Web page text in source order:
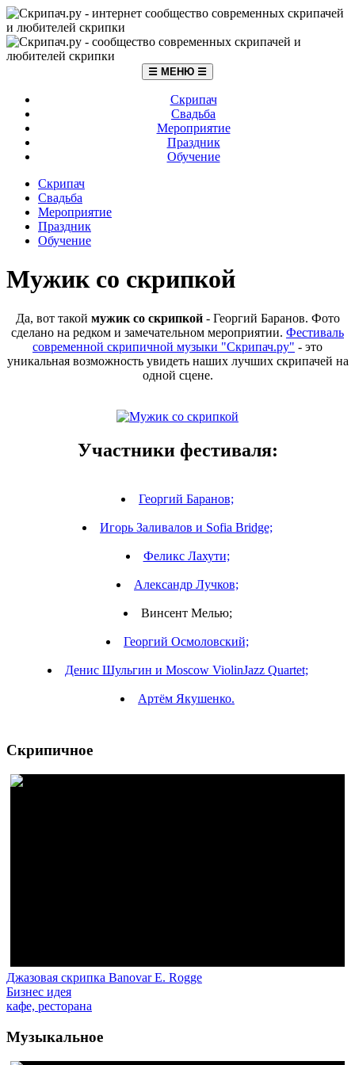
☰ МЕНЮ ☰
Скрипач
Свадьба
Мероприятие
Праздник
Обучение
Скрипач
Свадьба
Мероприятие
Праздник
Обучение
Мужик со скрипкой
Да, вот такой мужик со скрипкой- Георгий Баранов. Фото
сделано на редком и замечательном мероприятии. Фестиваль
современной скрипичной музыки "Скрипач.ру" - это
уникальная возможность увидеть наших лучших скрипачей на
одной сцене.
Участники фестиваля:
Георгий Баранов;
Игорь Заливалов и Sofia Bridge;
Феликс Лахути;
Александр Лучков;
Винсент Мелью;
Георгий Осмоловский;
Денис Шульгин и Moscow ViolinJazz Quartet;
Артём Якушенко.
Скрипичное
Джазовая скрипка Banovar E. Rogge
Бизнес идея
кафе, ресторана
Музыкальное